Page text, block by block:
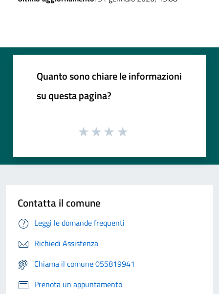
Quanto sono chiare le informazioni
su questa pagina?
Contatta il comune
Leggi le domande frequenti
Richiedi Assistenza
Chiama il comune 055819941
Prenota un appuntamento